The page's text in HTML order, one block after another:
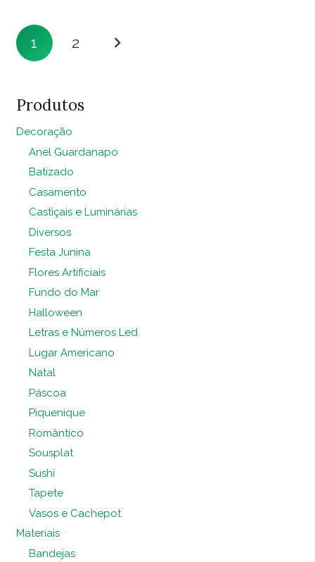
Paginação
de
1 2
Produtos
Decoração
Anel Guardanapo
Batizado
Casamento
Castiçais e Luminárias
Diversos
Festa Junina
Flores Artificiais
Fundo do Mar
Halloween
Letras e Números Led
Lugar Americano
Natal
Páscoa
Piquenique
Romântico
Sousplat
Sushi
Tapete
Vasos e Cachepot
Materiais
Bandejas